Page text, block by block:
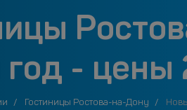
- цены
Гостиницы Ростова-на-Дону